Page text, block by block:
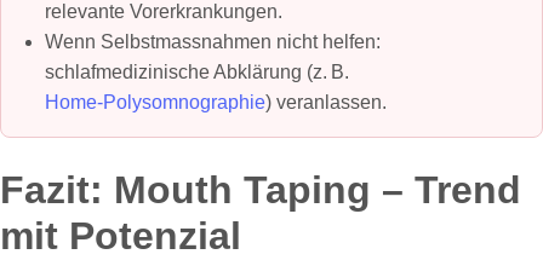
relevante Vorerkrankungen.
Wenn Selbstmassnahmen nicht helfen:
schlafmedizinische Abklärung (z. B.
Home‑Polysomnographie) veranlassen.
Fazit: Mouth Taping – Trend
mit Potenzial